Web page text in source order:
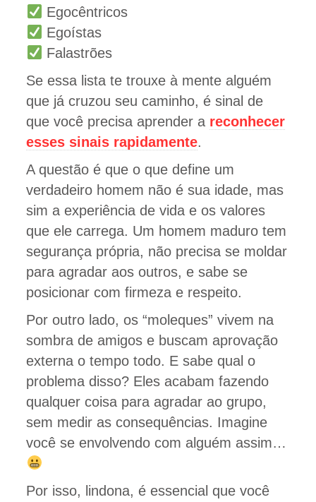
Egocêntricos
Egoístas
Falastrões
Se essa lista te trouxe à mente alguém
que já cruzou seu caminho, é sinal de
que você precisa aprender a reconhecer
esses sinais rapidamente.
A questão é que o que define um
verdadeiro homem não é sua idade, mas
sim a experiência de vida e os valores
que ele carrega. Um homem maduro tem
segurança própria, não precisa se moldar
para agradar aos outros, e sabe se
posicionar com firmeza e respeito.
Por outro lado, os “moleques” vivem na
sombra de amigos e buscam aprovação
externa o tempo todo. E sabe qual o
problema disso? Eles acabam fazendo
qualquer coisa para agradar ao grupo,
sem medir as consequências. Imagine
você se envolvendo com alguém assim…
Por isso, lindona, é essencial que você